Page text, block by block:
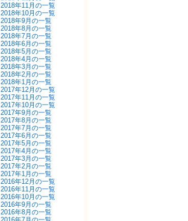
2018年11月の一覧
2018年10月の一覧
2018年9月の一覧
2018年8月の一覧
2018年7月の一覧
2018年6月の一覧
2018年5月の一覧
2018年4月の一覧
2018年3月の一覧
2018年2月の一覧
2018年1月の一覧
2017年12月の一覧
2017年11月の一覧
2017年10月の一覧
2017年9月の一覧
2017年8月の一覧
2017年7月の一覧
2017年6月の一覧
2017年5月の一覧
2017年4月の一覧
2017年3月の一覧
2017年2月の一覧
2017年1月の一覧
2016年12月の一覧
2016年11月の一覧
2016年10月の一覧
2016年9月の一覧
2016年8月の一覧